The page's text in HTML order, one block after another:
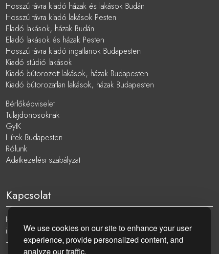
We use cookies on our site to enhance your user
experience, provide personalized content, and
analyze our traffic.
Hosszú távra kiadó házak és lakások Budán
Hosszú távra kiadó lakások Pesten
Eladó lakások, házak Budán
Eladó lakások és házak Pesten
Hosszú távra kiadó ingatlanok Budapesten
Kiadó stúdió lakások
Kiadó bútorozott lakások, házak Budapesten
Kiadó bútorozatlan lakások, házak Budapesten
Bérlőképviselet
Tulajdonosoknak
GyIK
Hírek Budapesten
Rólunk
Adatkezelési szabályzat
Kapcsolat
Hungary, 1051 Budapest, Nádor utca 19.
info@eurocenter.hu
+36 20 919 0005